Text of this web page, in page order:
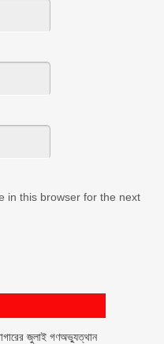
in this browser for the next
জুলাই গণঅভ্যুত্থান